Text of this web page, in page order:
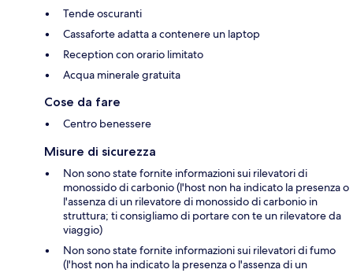
Tende oscuranti
Cassaforte adatta a contenere un laptop
Reception con orario limitato
Acqua minerale gratuita
Cose da fare
Centro benessere
Misure di sicurezza
Non sono state fornite informazioni sui rilevatori di
monossido di carbonio (l'host non ha indicato la presenza o
l'assenza di un rilevatore di monossido di carbonio in
struttura; ti consigliamo di portare con te un rilevatore da
viaggio)
Non sono state fornite informazioni sui rilevatori di fumo
(l'host non ha indicato la presenza o l'assenza di un